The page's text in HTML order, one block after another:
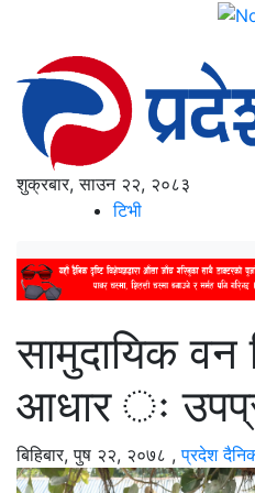
शुक्रबार, साउन २२, २०८३
टिभी
सामुदायिक वन
आधार ः
बिहिबार, पुष २२, २०७८ ,प्रदेश